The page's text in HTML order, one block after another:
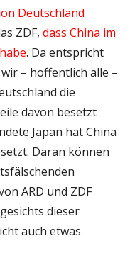
Deutschland
ZDF, dass China im
. Da entspricht
– hoffentlich alle –
die
davon besetzt
Japan hat China
Daran können
ARD und ZDF
dieser
auch etwas